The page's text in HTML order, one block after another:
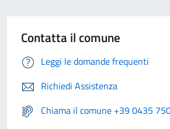
Contatta il comune
Leggi le domande frequenti
Richiedi Assistenza
Chiama il comune +39 0435